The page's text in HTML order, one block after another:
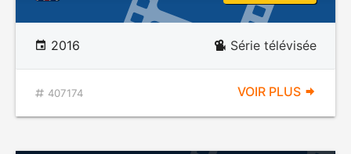
2016 Série télévisée
407174 VOIR PLUS